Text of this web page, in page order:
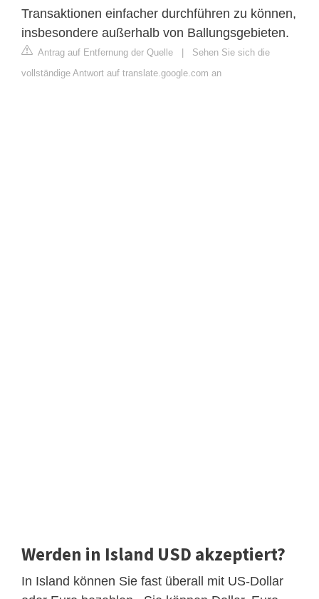
Transaktionen einfacher durchführen zu können,
insbesondere außerhalb von Ballungsgebieten.
Antrag auf Entfernung der Quelle | Sehen Sie sich die
vollständige Antwort auf translate.google.com an
Werden in Island USD akzeptiert?
In Island können Sie fast überall mit US-Dollar